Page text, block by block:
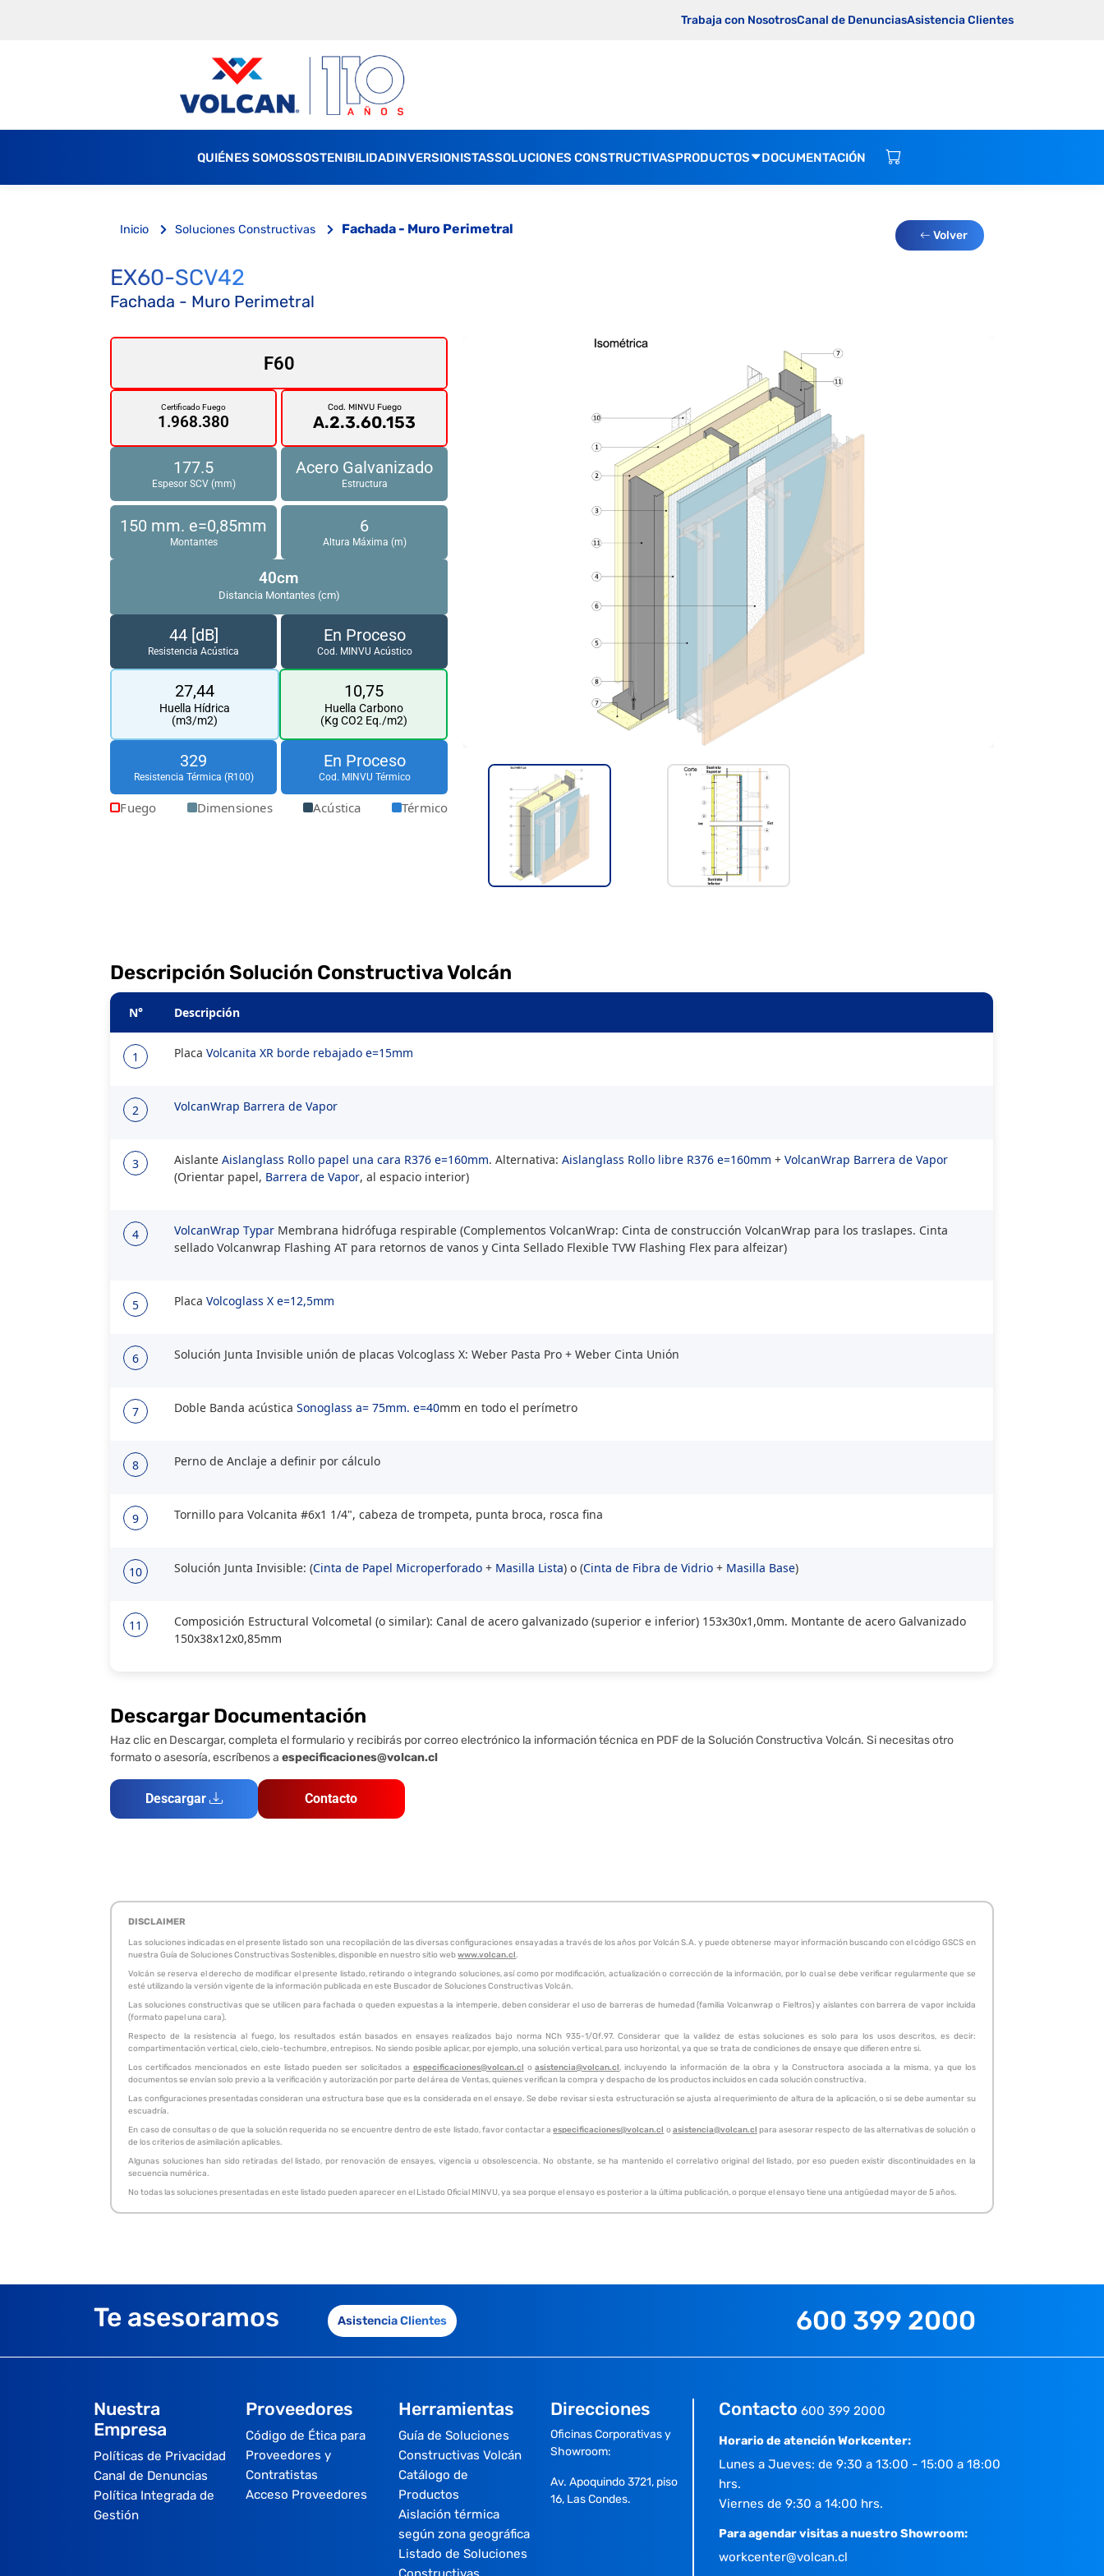
Trabaja con NosotrosCanal de DenunciasAsistencia Clientes
QUIÉNES SOMOSSOSTENIBILIDADINVERSIONISTASSOLUCIONES CONSTRUCTIVASPRODUCTOS DOCUMENTACIÓN
Inicio Soluciones Constructivas Fachada - Muro Perimetral Volver
EX60-SCV42
Fachada - Muro Perimetral
F60
Certificado Fuego
1.968.380
Cod. MINVU Fuego
A.2.3.60.153
177.5
Espesor SCV (mm)
Acero Galvanizado
Estructura
150 mm. e=0,85mm
Montantes
6
Altura Máxima (m)
40cm
Distancia Montantes (cm)
44 [dB]
Resistencia Acústica
En Proceso
Cod. MINVU Acústico
27,44
Huella Hídrica
(m3/m2)
10,75
Huella Carbono
(Kg CO2 Eq./m2)
329
Resistencia Térmica (R100)
En Proceso
Cod. MINVU Térmico
Fuego Dimensiones Acústica Térmico
Descripción Solución Constructiva Volcán
N° Descripción
1 PlacaVolcanita XR borde rebajado e=15mm
2 VolcanWrap Barrera de Vapor
3 AislanteAislanglass Rollo papel una cara R376 e=160mm. Alternativa:Aislanglass Rollo libre R376 e=160mm +VolcanWrap Barrera de Vapor
(Orientar papel, Barrera de Vapor, al espacio interior)
4 VolcanWrap Typar Membrana hidrófuga respirable (Complementos VolcanWrap: Cinta de construcción VolcanWrap para los traslapes. Cinta
sellado Volcanwrap Flashing AT para retornos de vanos y Cinta Sellado Flexible TVW Flashing Flex para alfeizar)
5 PlacaVolcoglass X e=12,5mm
6 Solución Junta Invisible unión de placas Volcoglass X: Weber Pasta Pro + Weber Cinta Unión
7 Doble Banda acústicaSonoglass a= 75mm. e=40mm en todo el perímetro
8 Perno de Anclaje a definir por cálculo
9 Tornillo para Volcanita #6x1 1/4", cabeza de trompeta, punta broca, rosca fina
10 Solución Junta Invisible: (Cinta de Papel Microperforado + Masilla Lista) o (Cinta de Fibra de Vidrio + Masilla Base)
11
Composición Estructural Volcometal (o similar): Canal de acero galvanizado (superior e inferior) 153x30x1,0mm. Montante de acero Galvanizado
150x38x12x0,85mm
Descargar Documentación
Haz clic en Descargar, completa el formulario y recibirás por correo electrónico la información técnica en PDF de la Solución Constructiva Volcán. Si necesitas otro
formato o asesoría, escríbenos aespecificaciones@volcan.cl
Descargar Contacto
DISCLAIMER
Las soluciones indicadas en el presente listado son una recopilación de las diversas configuraciones ensayadas a través de los años por Volcán S.A. y puede obtenerse mayor información buscando con el código GSCS en
nuestra Guía de Soluciones Constructivas Sostenibles, disponible en nuestro sitio webwww.volcan.cl.
Volcán se reserva el derecho de modificar el presente listado, retirando o integrando soluciones, así como por modificación, actualización o corrección de la información, por lo cual se debe verificar regularmente que se
esté utilizando la versión vigente de la información publicada en este Buscador de Soluciones Constructivas Volcán.
Las soluciones constructivas que se utilicen para fachada o queden expuestas a la intemperie, deben considerar el uso de barreras de humedad (familia Volcanwrap o Fieltros) y aislantes con barrera de vapor incluida
(formato papel una cara).
Respecto de la resistencia al fuego, los resultados están basados en ensayes realizados bajo norma NCh 935-1/Of.97. Considerar que la validez de estas soluciones es solo para los usos descritos, es decir:
compartimentación vertical, cielo, cielo-techumbre, entrepisos. No siendo posible aplicar, por ejemplo, una solución vertical, para uso horizontal, ya que se trata de condiciones de ensaye que difieren entre si.
Los certificados mencionados en este listado pueden ser solicitados a especificaciones@volcan.cl oasistencia@volcan.cl, incluyendo la información de la obra y la Constructora asociada a la misma, ya que los
documentos se envían solo previo a la verificación y autorización por parte del área de Ventas, quienes verifican la compra y despacho de los productos incluidos en cada solución constructiva.
Las configuraciones presentadas consideran una estructura base que es la considerada en el ensaye. Se debe revisar si esta estructuración se ajusta al requerimiento de altura de la aplicación, o si se debe aumentar su
escuadría.
En caso de consultas o de que la solución requerida no se encuentre dentro de este listado, favor contactar aespecificaciones@volcan.cl oasistencia@volcan.cl para asesorar respecto de las alternativas de solución o
de los criterios de asimilación aplicables.
Algunas soluciones han sido retiradas del listado, por renovación de ensayes, vigencia u obsolescencia. No obstante, se ha mantenido el correlativo original del listado, por eso pueden existir discontinuidades en la
secuencia numérica.
No todas las soluciones presentadas en este listado pueden aparecer en el Listado Oficial MINVU, ya sea porque el ensayo es posterior a la última publicación, o porque el ensayo tiene una antigüedad mayor de 5 años.
Te asesoramos Asistencia Clientes 600 399 2000
Nuestra
Empresa
Políticas de Privacidad
Canal de Denuncias
Política Integrada de
Gestión
Proveedores
Código de Ética para
Proveedores y
Contratistas
Acceso Proveedores
Herramientas
Guía de Soluciones
Constructivas Volcán
Catálogo de
Productos
Aislación térmica
según zona geográfica
Listado de Soluciones
Direcciones
Oficinas Corporativas y
Showroom:
Av. Apoquindo 3721, piso
16, Las Condes.
Contacto 600 399 2000
Horario de atención Workcenter:
Lunes a Jueves: de 9:30 a 13:00 - 15:00 a 18:00
hrs.
Viernes de 9:30 a 14:00 hrs.
Para agendar visitas a nuestro Showroom:
workcenter@volcan.cl